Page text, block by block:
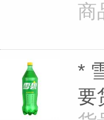
商
*
要